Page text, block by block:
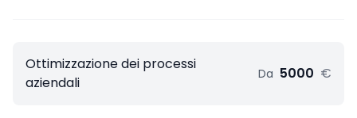
Ottimizzazione dei processi
aziendali
Da 5000 €